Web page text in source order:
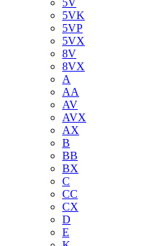
5V
5VK
5VP
5VX
8V
8VX
A
AA
AV
AVX
AX
B
BB
BX
C
CC
CX
D
E